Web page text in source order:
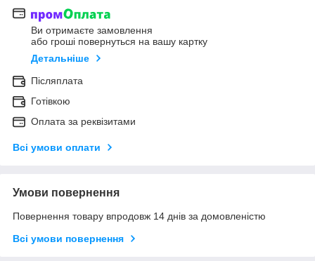
Ви отримаєте замовлення
або гроші повернуться на вашу картку
Детальніше
Післяплата
Готівкою
Оплата за реквізитами
Всі умови оплати
Умови повернення
Повернення товару впродовж 14 днів за домовленістю
Всі умови повернення